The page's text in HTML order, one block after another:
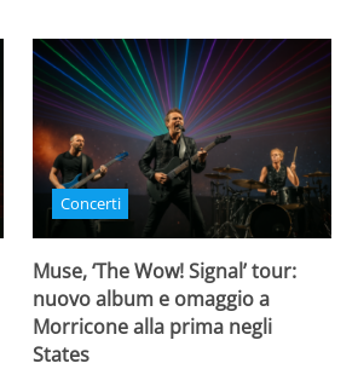
Concerti
Muse, ‘The Wow! Signal’ tour:
nuovo album e omaggio a
Morricone alla prima negli
States